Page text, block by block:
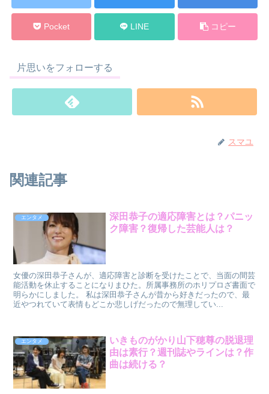
Pocket LINE コピー
片思いをフォローする
スマユ
関連記事
エンタメ
深田恭子の適応障害とは？パニッ
ク障害？復帰した芸能人は？
女優の深田恭子さんが、適応障害と診断を受けたことで、当面の間芸
能活動を休止することになりまひた。所属事務所のホリプロざ書面で
明らかにしました。 私は深田恭子さんが昔から好きだったので、最
近やつれていて表情もどこか悲しげだったので無理してい...
エンタメ
いきものがかり山下穂尊の脱退理
由は素行？週刊誌やラインは？作
曲は続ける？